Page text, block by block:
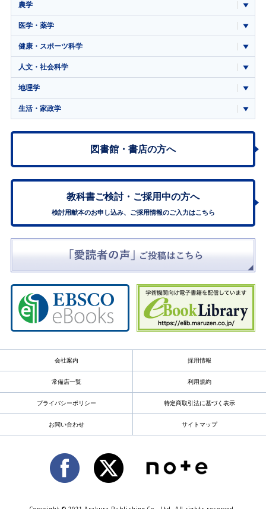
農学
医学・薬学
健康・スポーツ科学
人文・社会科学
地理学
生活・家政学
図書館・書店の方へ
教科書ご検討・ ご採用中の方へ
検討用献本のお申し込み、ご採用情報のご入力はこちら
会社案内 採用情報
常備店一覧 利用規約
プライバシーポリシー 特定商取引法に基づく表示
お問い合わせ サイトマップ